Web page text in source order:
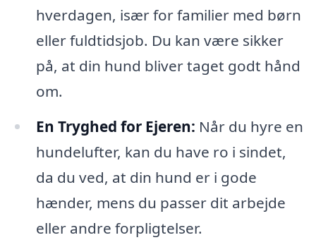
hverdagen, især for familier med børn
eller fuldtidsjob. Du kan være sikker
på, at din hund bliver taget godt hånd
om.
En Tryghed for Ejeren: Når du hyre en
hundelufter, kan du have ro i sindet,
da du ved, at din hund er i gode
hænder, mens du passer dit arbejde
eller andre forpligtelser.